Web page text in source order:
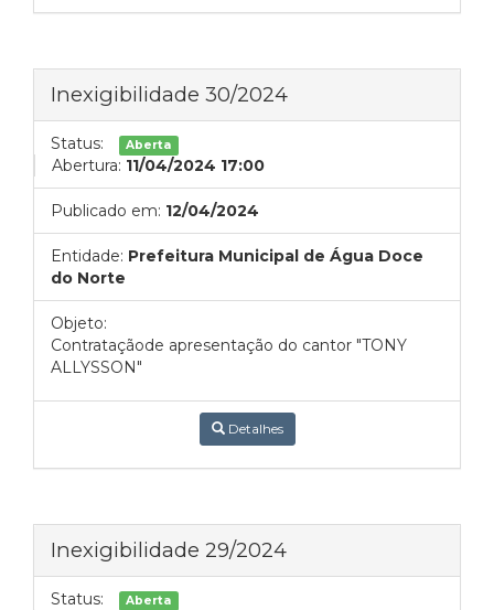
Inexigibilidade 30/2024
Status: Aberta
Abertura: 11/04/2024 17:00
Publicado em: 12/04/2024
Entidade: Prefeitura Municipal de Água Doce
do Norte
Objeto:
Contrataçãode apresentação do cantor "TONY
ALLYSSON"
Detalhes
Inexigibilidade 29/2024
Status: Aberta